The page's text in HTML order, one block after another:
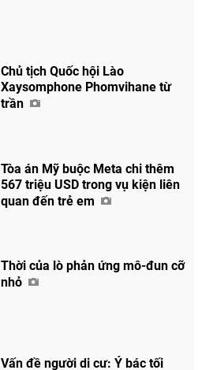
Chủ tịch Quốc hội Lào
Xaysomphone Phomvihane từ
trần
Tòa án Mỹ buộc Meta chi thêm
567 triệu USD trong vụ kiện liên
quan đến trẻ em
Thời của lò phản ứng mô-đun cỡ
nhỏ
Vấn đề người di cư: Ý bác tối